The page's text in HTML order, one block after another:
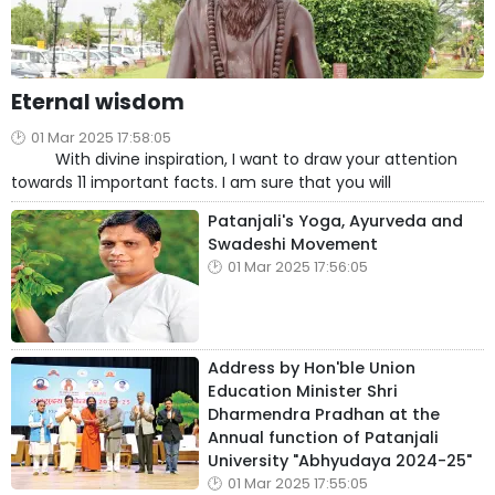
Eternal wisdom
01 Mar 2025 17:58:05
With divine inspiration, I want to draw your attention
towards 11 important facts. I am sure that you will
Patanjali's Yoga, Ayurveda and
Swadeshi Movement
01 Mar 2025 17:56:05
Address by Hon'ble Union
Education Minister Shri
Dharmendra Pradhan at the
Annual function of Patanjali
University "Abhyudaya 2024-25"
01 Mar 2025 17:55:05